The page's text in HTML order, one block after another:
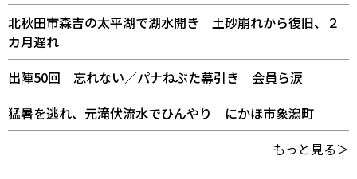
北秋田市森吉の太平湖で湖水開き 土砂崩れから復旧、２
カ月遅れ
出陣50回 忘れない／パナねぶた幕引き 会員ら涙
猛暑を逃れ、元滝伏流水でひんやり にかほ市象潟町
もっと見る＞